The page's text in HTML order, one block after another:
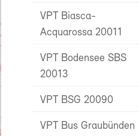
VPT Biasca-
Acquarossa 20011
VPT Bodensee SBS
20013
VPT BSG 20090
VPT Bus Graubünden